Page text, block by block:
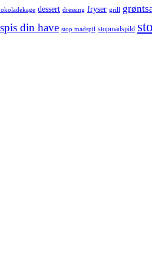
dessert dressing fryser grill
spis din have stop madspil stopmadspild